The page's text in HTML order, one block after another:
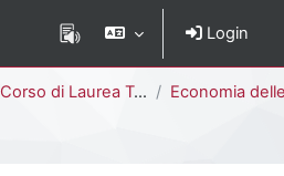
Login
Corso di Laurea Triennale Economia delle Banche, delle Assicurazioni e degli Intermediari